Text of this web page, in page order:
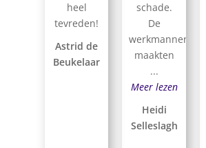
heel
tevreden!
Astrid de
Beukelaar
schade.
De
werkmannen
maakten
...
Meer lezen
Heidi
Selleslagh